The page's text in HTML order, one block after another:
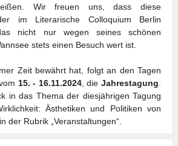
Wir freuen uns, dass diese
im Literarische Colloquium Berlin
nicht nur wegen seines schönen
stets einen Besuch wert ist.
Zeit bewährt hat, folgt an den Tagen
15. - 16.11.2024, die Jahrestagung
in das Thema der diesjährigen Tagung
Ästhetiken und Politiken von
der Rubrik „Veranstaltungen“.